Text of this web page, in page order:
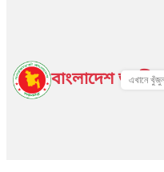
বাংলাদেশ জাতীয়